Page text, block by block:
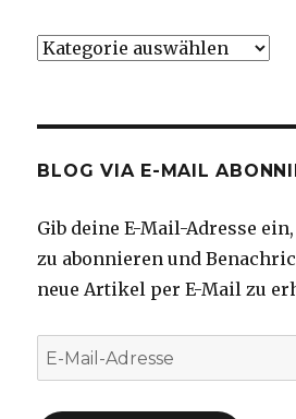
Kategorien
BLOG VIA E-MAIL
Gib deine E-Mail-Adresse
zu abonnieren und
neue Artikel per E-Mail zu
E-
Mail-
Adresse